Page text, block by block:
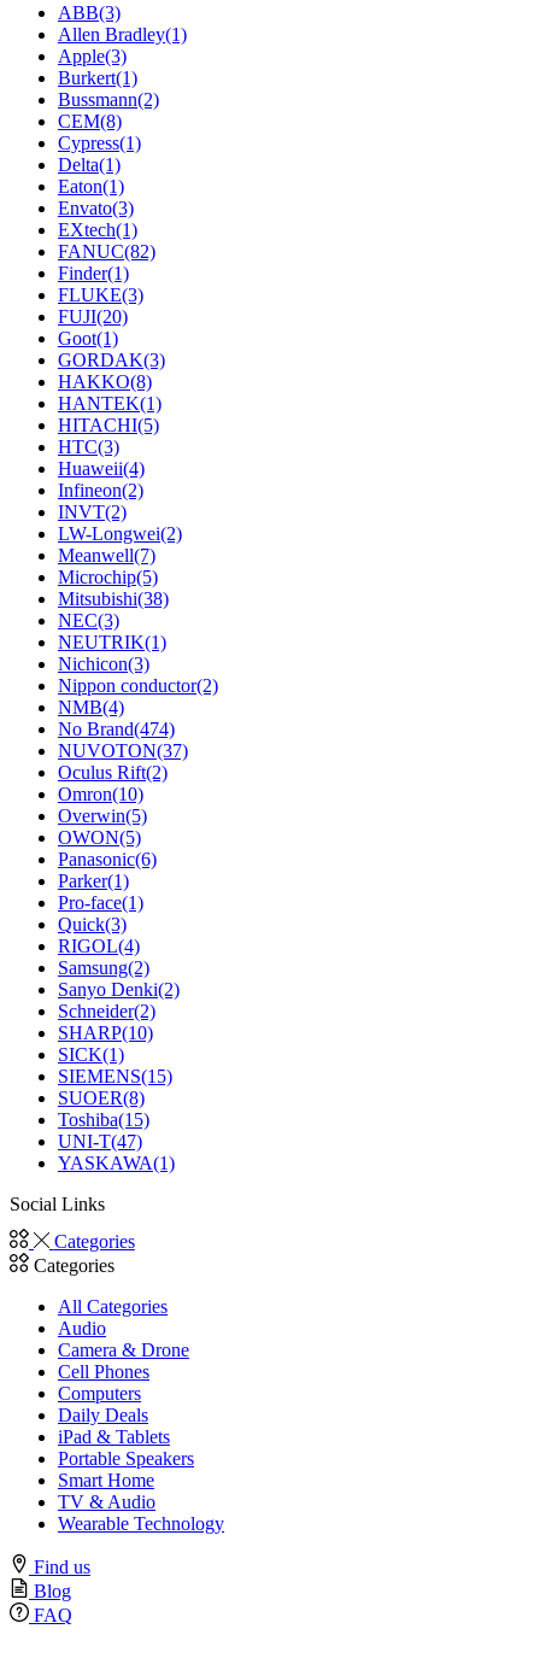
ABB(3)
Allen Bradley(1)
Apple(3)
Burkert(1)
Bussmann(2)
CEM(8)
Cypress(1)
Delta(1)
Eaton(1)
Envato(3)
EXtech(1)
FANUC(82)
Finder(1)
FLUKE(3)
FUJI(20)
Goot(1)
GORDAK(3)
HAKKO(8)
HANTEK(1)
HITACHI(5)
HTC(3)
Huaweii(4)
Infineon(2)
INVT(2)
LW-Longwei(2)
Meanwell(7)
Microchip(5)
Mitsubishi(38)
NEC(3)
NEUTRIK(1)
Nichicon(3)
Nippon conductor(2)
NMB(4)
No Brand(474)
NUVOTON(37)
Oculus Rift(2)
Omron(10)
Overwin(5)
OWON(5)
Panasonic(6)
Parker(1)
Pro-face(1)
Quick(3)
RIGOL(4)
Samsung(2)
Sanyo Denki(2)
Schneider(2)
SHARP(10)
SICK(1)
SIEMENS(15)
SUOER(8)
Toshiba(15)
UNI-T(47)
YASKAWA(1)
Social Links
Facebook
Twitter
Instagram
Linkedin
YoutubeCategories
Categories
All Categories
Audio
Camera & Drone
Cell Phones
Computers
Daily Deals
iPad & Tablets
Portable Speakers
Smart Home
TV & Audio
Wearable Technology
Find us
Blog
FAQ